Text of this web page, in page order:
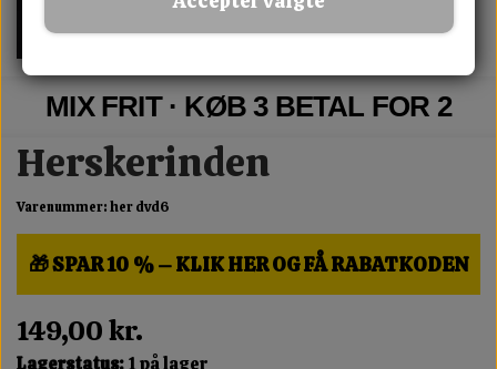
MIX FRIT · KØB 3 BETAL FOR 2
Herskerinden
Varenummer: her dvd6
🎁 SPAR 10 % – KLIK HER OG FÅ RABATKODEN
149,00 kr.
Lagerstatus:1 på lager